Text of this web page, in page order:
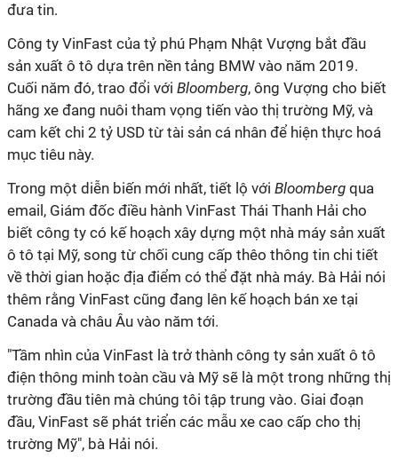
đưa tin.
Công ty VinFast của tỷ phú Phạm Nhật Vượng bắt đầu
sản xuất ô tô dựa trên nền tảng BMW vào năm 2019.
Cuối năm đó, trao đổi với Bloomberg, ông Vượng cho biết
hãng xe đang nuôi tham vọng tiến vào thị trường Mỹ, và
cam kết chi 2 tỷ USD từ tài sản cá nhân để hiện thực hoá
mục tiêu này.
Trong một diễn biến mới nhất, tiết lộ với Bloomberg qua
email, Giám đốc điều hành VinFast Thái Thanh Hải cho
biết công ty có kế hoạch xây dựng một nhà máy sản xuất
ô tô tại Mỹ, song từ chối cung cấp thêo thông tin chi tiết
về thời gian hoặc địa điểm có thể đặt nhà máy. Bà Hải nói
thêm rằng VinFast cũng đang lên kế hoạch bán xe tại
Canada và châu Âu vào năm tới.
"Tầm nhìn của VinFast là trở thành công ty sản xuất ô tô
điện thông minh toàn cầu và Mỹ sẽ là một trong những thị
trường đầu tiên mà chúng tôi tập trung vào. Giai đoạn
đầu, VinFast sẽ phát triển các mẫu xe cao cấp cho thị
trường Mỹ", bà Hải nói.